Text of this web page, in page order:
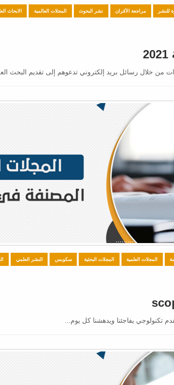
للنشر مراجعة الأقران نشر البحوث المجلات العالمية الابحاث
من خلال رسائل بريد إلكتروني تدعوهم إلى تقديم البحث
المجلات العلمية المجلات البحثية سكوبس النشر العلمي
تكنولوجي يفاجئنا ويدهشنا كل يوم...